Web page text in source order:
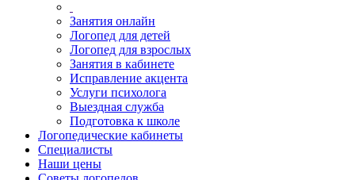
Занятия онлайн
Логопед для детей
Логопед для взрослых
Занятия в кабинете
Исправление акцента
Услуги психолога
Выездная служба
Подготовка к школе
Логопедические кабинеты
Специалисты
Наши цены